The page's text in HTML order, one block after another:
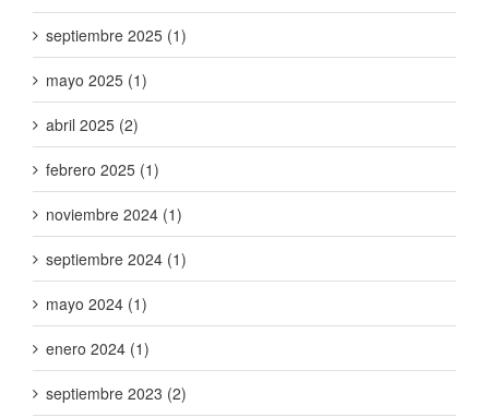
septiembre 2025 (1)
mayo 2025 (1)
abril 2025 (2)
febrero 2025 (1)
noviembre 2024 (1)
septiembre 2024 (1)
mayo 2024 (1)
enero 2024 (1)
septiembre 2023 (2)